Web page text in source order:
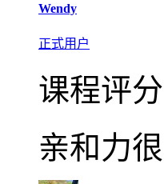
Wendy
正式用户
课程评分
亲和力很